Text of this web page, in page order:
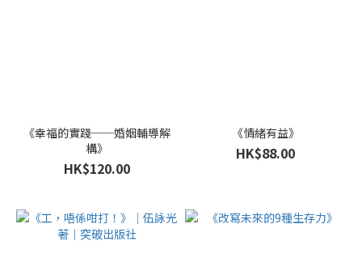
《幸福的實踐──婚姻輔導解
構》
HK$120.00
《情緒有益》
HK$88.00